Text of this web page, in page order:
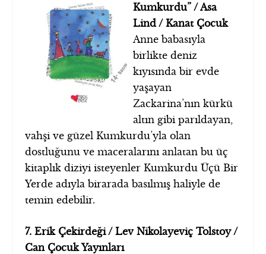
Kumkurdu” / Asa
Lind / Kanat Çocuk
Anne babasıyla
birlikte deniz
kıyısında bir evde
yaşayan
Zackarina’nın kürkü
altın gibi parıldayan,
vahşi ve güzel Kumkurdu’yla olan
dostluğunu ve maceralarını anlatan bu üç
kitaplık diziyi isteyenler Kumkurdu Üçü Bir
Yerde adıyla birarada basılmış haliyle de
temin edebilir.
7. Erik Çekirdeği / Lev Nikolayeviç Tolstoy /
Can Çocuk Yayınları